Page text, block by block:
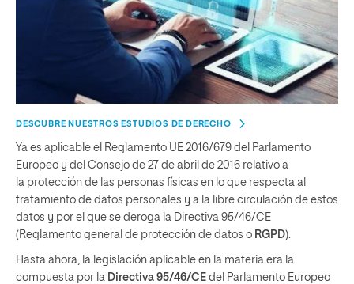
DESCUBRE NUESTROS ESTUDIOS DE DERECHO
Ya es aplicable el Reglamento UE 2016/679 del Parlamento
Europeo y del Consejo de 27 de abril de 2016 relativo a
la protección de las personas físicas en lo que respecta al
tratamiento de datos personales y a la libre circulación de estos
datos y por el que se deroga la Directiva 95/46/CE
(Reglamento general de protección de datos o RGPD).
Hasta ahora, la legislación aplicable en la materia era la
compuesta por la Directiva 95/46/CE del Parlamento Europeo